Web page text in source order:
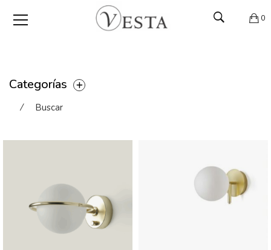
0
Categorías
⁄ Buscar